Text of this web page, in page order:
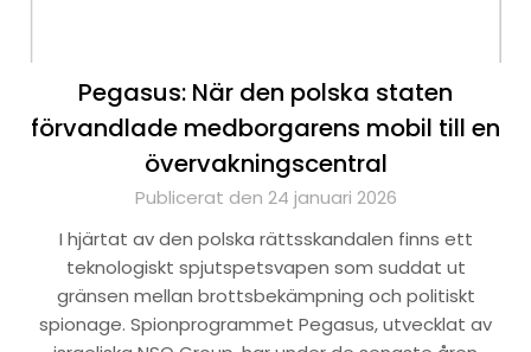
Pegasus: När den polska staten
förvandlade medborgarens mobil till en
övervakningscentral
Publicerat den 24 januari 2026
I hjärtat av den polska rättsskandalen finns ett
teknologiskt spjutspetsvapen som suddat ut
gränsen mellan brottsbekämpning och politiskt
spionage. Spionprogrammet Pegasus, utvecklat av